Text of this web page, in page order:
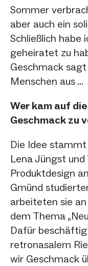
Sommer
aber auch ein
Schließlich habe
geheiratet zu
Geschmack
Menschen aus ...
Wer kam auf
Geschmack zu
Die Idee
Lena Jüngst
Produktdesign
Gmünd
arbeiteten sie
dem Thema
Dafür
retronasalem
wir Geschmack